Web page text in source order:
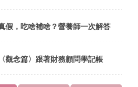
鳳招 總編追思會5.18(六) 12:00-
假，吃啥補啥？營養師一次解答
〈觀念篇〉跟著財務顧問學記帳